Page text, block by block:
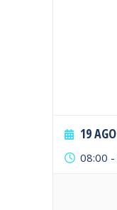
19 AGO
08:00 -